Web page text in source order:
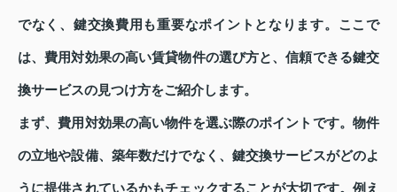
でなく、鍵交換費用も重要なポイントとなります。ここで
は、費用対効果の高い賃貸物件の選び方と、信頼できる鍵交
換サービスの見つけ方をご紹介します。
まず、費用対効果の高い物件を選ぶ際のポイントです。物件
の立地や設備、築年数だけでなく、鍵交換サービスがどのよ
うに提供されているかもチェックすることが大切です。例え